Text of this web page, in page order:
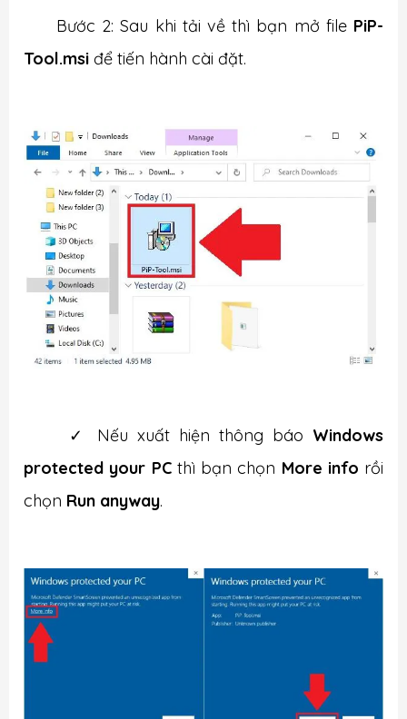
Bước 2: Sau khi tải về thì bạn mở file PiP-
Tool.msi để tiến hành cài đặt.
✓ Nếu xuất hiện thông báo Windows
protected your PCthì bạn chọn More info rồi
chọn Run anyway.